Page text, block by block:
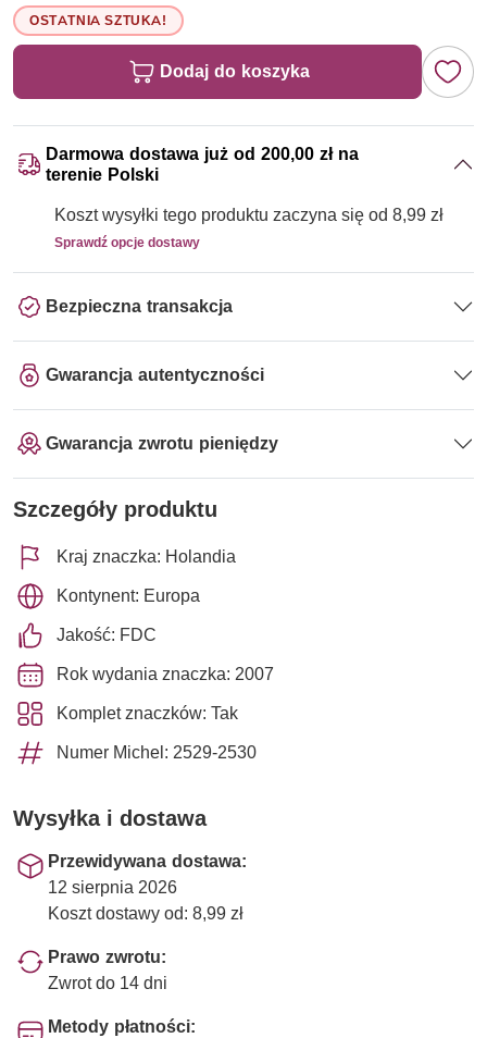
OSTATNIA SZTUKA!
Dodaj do koszyka
Darmowa dostawa już od 200,00 zł na
terenie Polski
Koszt wysyłki tego produktu zaczyna się od 8,99 zł
Sprawdź opcje dostawy
Bezpieczna transakcja
Gwarancja autentyczności
Gwarancja zwrotu pieniędzy
Szczegóły produktu
Kraj znaczka: Holandia
Kontynent: Europa
Jakość: FDC
Rok wydania znaczka: 2007
Komplet znaczków: Tak
Numer Michel: 2529-2530
Wysyłka i dostawa
Przewidywana dostawa:
12 sierpnia 2026
Koszt dostawy od: 8,99 zł
Prawo zwrotu:
Zwrot do 14 dni
Metody płatności: